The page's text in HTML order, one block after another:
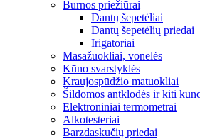
Burnos priežiūrai
Dantų šepetėliai
Dantų šepetėlių priedai
Irigatoriai
Masažuokliai, vonelės
Kūno svarstyklės
Kraujospūdžio matuokliai
Šildomos antklodės ir kiti
Elektroniniai termometrai
Alkotesteriai
Barzdaskučių priedai